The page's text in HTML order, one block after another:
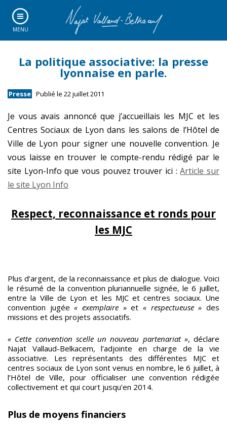
MENU
La politique associative: la presse
lyonnaise en parle.
Presse Publié le 22 juillet 2011
Je vous avais annoncé que j’accueillais les MJC et les
Centres Sociaux de Lyon dans les salons de l’Hôtel de
Ville de Lyon pour signer une nouvelle convention. Je
vous laisse en trouver le compte-rendu rédigé par le
site Lyon-Info que vous pouvez trouver ici :Article sur
le site Lyon Info
Respect, reconnaissance et ronds pour
les MJC
Plus d’argent, de la reconnaissance et plus de dialogue. Voici
le résumé de la convention pluriannuelle signée, le 6 juillet,
entre la Ville de Lyon et les MJC et centres sociaux. Une
convention jugée« exemplaire »et« respectueuse » des
missions et des projets associatifs.
« Cette convention scelle un nouveau partenariat », déclare
Najat Vallaud-Belkacem, l’adjointe en charge de la vie
associative. Les représentants des différentes MJC et
centres sociaux de Lyon sont venus en nombre, le 6 juillet, à
l’Hôtel de Ville, pour officialiser une convention rédigée
collectivement et qui court jusqu’en 2014.
Plus de moyens financiers